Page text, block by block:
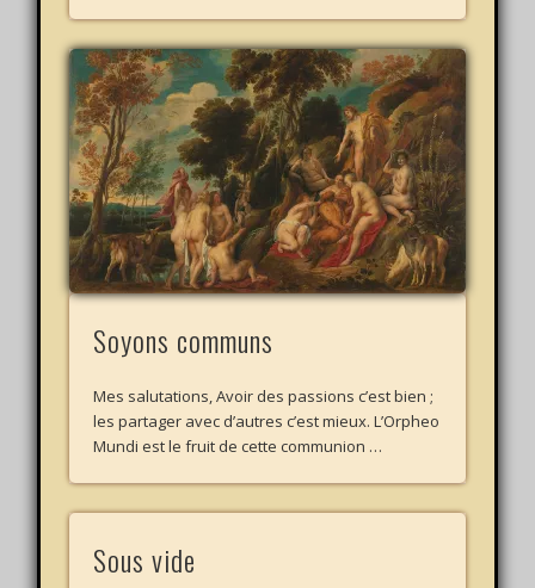
Soyons communs
Mes salutations, Avoir des passions c’est bien ;
les partager avec d’autres c’est mieux. L’Orpheo
Mundi est le fruit de cette communion …
Sous vide